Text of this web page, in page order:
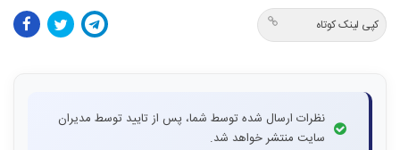
کپی لینک کوتاه
نظرات ارسال شده توسط شما، پس از تایید توسط مدیران
سایت منتشر خواهد شد.